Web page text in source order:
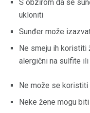
S obzirom da se
ukloniti
Sunđer može
Ne smeju ih koristiti
alergični na sulfite
Ne može se koristiti
Neke žene mogu